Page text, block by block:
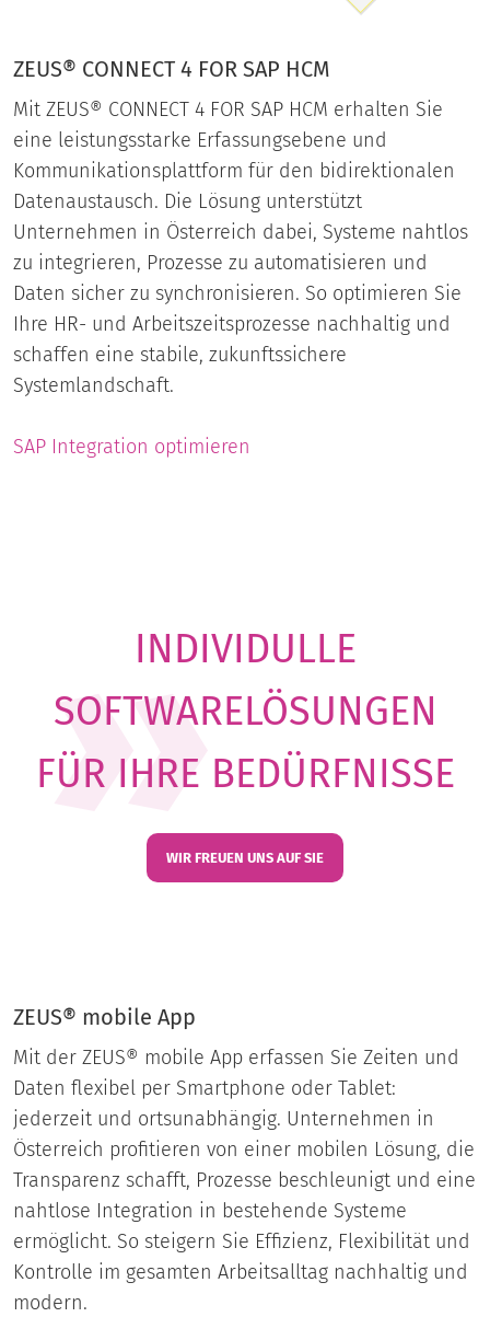
ZEUS® CONNECT 4 FOR SAP HCM
Mit ZEUS® CONNECT 4 FOR SAP HCM erhalten Sie
eine leistungsstarke Erfassungsebene und
Kommunikationsplattform für den bidirektionalen
Datenaustausch. Die Lösung unterstützt
Unternehmen in Österreich dabei, Systeme nahtlos
zu integrieren, Prozesse zu automatisieren und
Daten sicher zu synchronisieren. So optimieren Sie
Ihre HR- und Arbeitszeitsprozesse nachhaltig und
schaffen eine stabile, zukunftssichere
Systemlandschaft.
SAP Integration optimieren
INDIVIDULLE
SOFTWARELÖSUNGEN
FÜR IHRE BEDÜRFNISSE
WIR FREUEN UNS AUF SIE
ZEUS® mobile App
Mit der ZEUS® mobile App erfassen Sie Zeiten und
Daten flexibel per Smartphone oder Tablet:
jederzeit und ortsunabhängig. Unternehmen in
Österreich profitieren von einer mobilen Lösung, die
Transparenz schafft, Prozesse beschleunigt und eine
nahtlose Integration in bestehende Systeme
ermöglicht. So steigern Sie Effizienz, Flexibilität und
Kontrolle im gesamten Arbeitsalltag nachhaltig und
modern.